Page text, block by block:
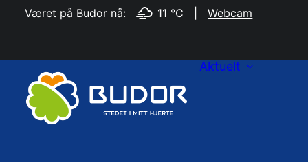
Været på Budor nå: 11 °C |Webcam
Aktuelt